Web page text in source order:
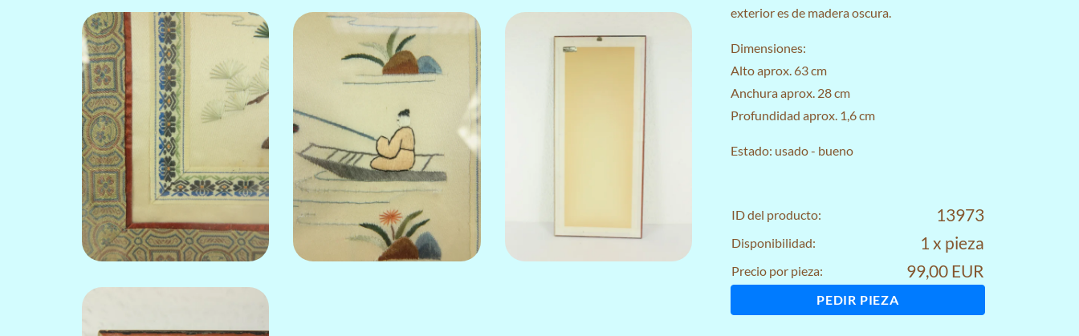
exterior es de madera oscura.
Dimensiones:
Alto aprox. 63 cm
Anchura aprox. 28 cm
Profundidad aprox. 1,6 cm
Estado: usado - bueno
ID del producto: 13973
Disponibilidad: 1 x pieza
Precio por pieza: 99,00 EUR
PEDIR PIEZA